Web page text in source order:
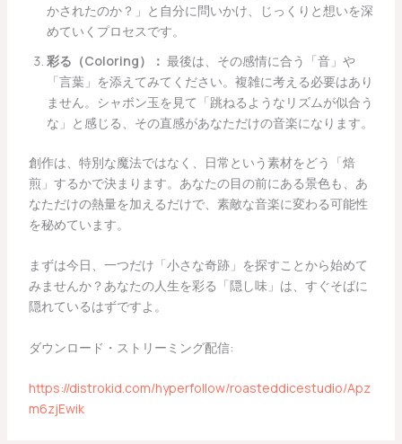
かされたのか？」と自分に問いかけ、じっくりと想いを深
めていくプロセスです。
彩る（Coloring）： 最後は、その感情に合う「音」や
「言葉」を添えてみてください。複雑に考える必要はあり
ません。シャボン玉を見て「跳ねるようなリズムが似合う
な」と感じる、その直感があなただけの音楽になります。
創作は、特別な魔法ではなく、日常という素材をどう「焙
煎」するかで決まります。あなたの目の前にある景色も、あ
なただけの熱量を加えるだけで、素敵な音楽に変わる可能性
を秘めています。
まずは今日、一つだけ「小さな奇跡」を探すことから始めて
みませんか？あなたの人生を彩る「隠し味」は、すぐそばに
隠れているはずですよ。
ダウンロード・ストリーミング配信:
https://distrokid.com/hyperfollow/roasteddicestudio/Apz
m6zjEwik